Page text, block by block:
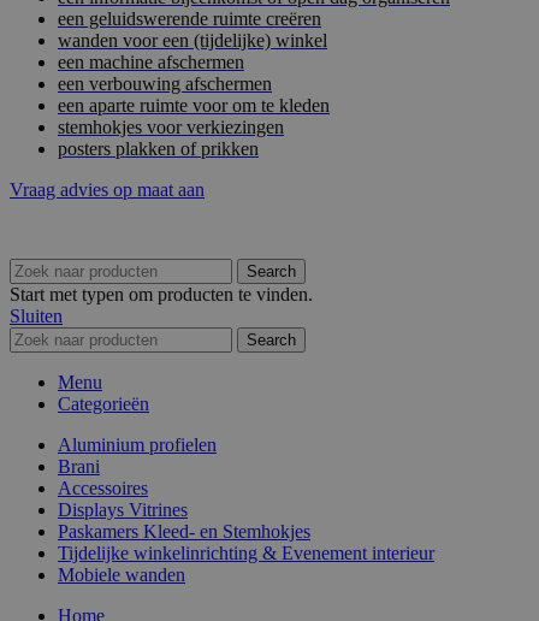
een geluidswerende ruimte creëren
wanden voor een (tijdelijke) winkel
een machine afschermen
een verbouwing afschermen
een aparte ruimte voor om te kleden
stemhokjes voor verkiezingen
posters plakken of prikken
Vraag advies op maat aan
Search
Start met typen om producten te vinden.
Sluiten
Search
Menu
Categorieën
Aluminium profielen
Brani
Accessoires
Displays Vitrines
Paskamers Kleed- en Stemhokjes
Tijdelijke winkelinrichting & Evenement interieur
Mobiele wanden
Home